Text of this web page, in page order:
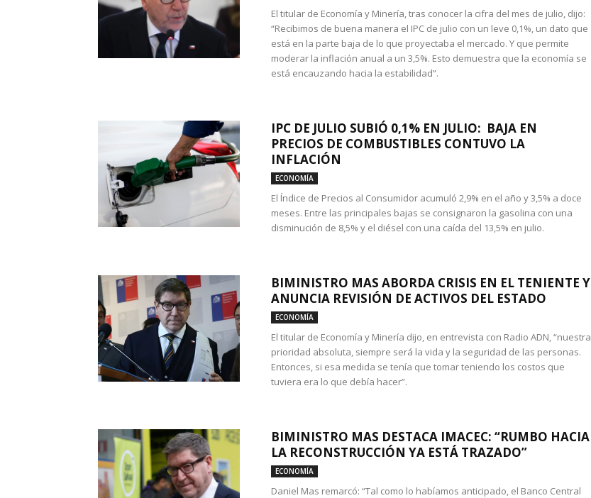
El titular de Economía y Minería, tras conocer la cifra del mes de julio, dijo:
“Recibimos de buena manera el IPC de julio con un leve 0,1%, un dato que
está en la parte baja de lo que proyectaba el mercado. Y que permite
moderar la inflación anual a un 3,5%. Esto demuestra que la economía se
está encauzando hacia la estabilidad”.
IPC DE JULIO SUBIÓ 0,1% EN JULIO: BAJA EN
PRECIOS DE COMBUSTIBLES CONTUVO LA
INFLACIÓN
ECONOMÍA
El Índice de Precios al Consumidor acumuló 2,9% en el año y 3,5% a doce
meses. Entre las principales bajas se consignaron la gasolina con una
disminución de 8,5% y el diésel con una caída del 13,5% en julio.
BIMINISTRO MAS ABORDA CRISIS EN EL TENIENTE Y
ANUNCIA REVISIÓN DE ACTIVOS DEL ESTADO
ECONOMÍA
El titular de Economía y Minería dijo, en entrevista con Radio ADN, “nuestra
prioridad absoluta, siempre será la vida y la seguridad de las personas.
Entonces, si esa medida se tenía que tomar teniendo los costos que
tuviera era lo que debía hacer”.
BIMINISTRO MAS DESTACA IMACEC: “RUMBO HACIA
LA RECONSTRUCCIÓN YA ESTÁ TRAZADO”
ECONOMÍA
Daniel Mas remarcó: “Tal como lo habíamos anticipado, el Banco Central